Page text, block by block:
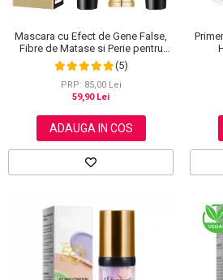
Mascara cu Efect de Gene False,
Fibre de Matase si Perie pentru
Curbare, Aliver 4D Extra Volume,
Waterproof, Negru,10 g
(5)
PRP: 85,00 Lei
59,90 Lei
ADAUGA IN COS